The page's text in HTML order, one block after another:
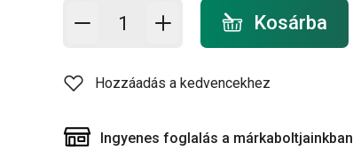
Kosárba - mennyiség
Kosárba
Hozzáadás a kedvencekhez
Ingyenes foglalás a márkaboltjainkban